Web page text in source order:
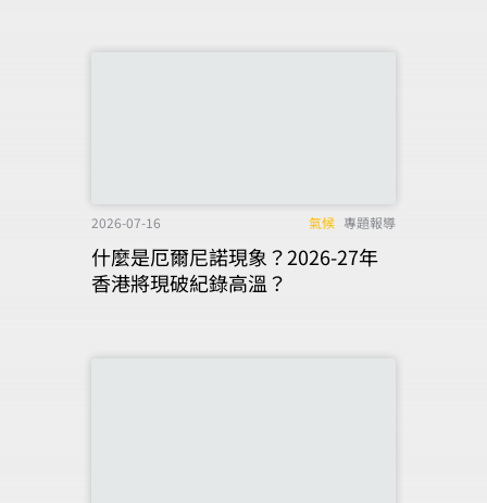
2026-07-16 氣候 專題報導
什麼是厄爾尼諾現象？2026-27年
香港將現破紀錄高溫？